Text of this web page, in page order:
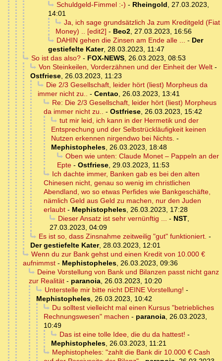
Schuldgeld-Fimmel :-) - Rheingold, 27.03.2023,
14:01
Ja, ich sage grundsätzlich Ja zum Kreditgeld (Fiat
Money) .. [edit2] - Beo2, 27.03.2023, 16:56
DAHIN gehen die Zinsen am Ende alle ... - Der
gestiefelte Kater, 28.03.2023, 11:47
So ist das also?- FOX-NEWS, 26.03.2023, 08:53
Von Steinkeilen, Vorderzähnen und der Einheit der Welt-
Ostfriese, 26.03.2023, 11:23
Die 2/3 Gesellschaft, leider hört (liest) Morpheus da
immer nicht zu.. - Centao, 26.03.2023, 13:41
Re: Die 2/3 Gesellschaft, leider hört (liest) Morpheus
da immer nicht zu.. - Ostfriese, 26.03.2023, 15:42
tut mir leid, ich kann in der Hermetik und der
Entsprechung und der Selbstrückläufigkeit keinen
Nutzen erkennen nirgendwo bei Nichts. -
Mephistopheles, 26.03.2023, 18:48
Oben wie unten: Claude Monet – Pappeln an der
Epte - Ostfriese, 29.03.2023, 11:53
Ich dachte immer, Banken gab es bei den alten
Chinesen nicht, genau so wenig im christlichen
Abendland, wo so etwas Perfides wie Bankgeschäfte,
nämlich Geld aus Geld zu machen, nur den Juden
erlaubt - Mephistopheles, 26.03.2023, 17:28
Dieser Ansatz ist sehr vernünftig ... - NST,
27.03.2023, 04:09
Es ist so, dass Zinsnahme zeitweilig "gut" funktioniert. -
Der gestiefelte Kater, 28.03.2023, 12:01
Wenn du zur Bank gehst und einen Kredit von 10.000 €
aufnimmst - Mephistopheles, 26.03.2023, 09:36
Deine Vorstellung von Bank und Bilanzen passt nicht ganz
zur Realität - paranoia, 26.03.2023, 10:20
Unterstelle mir bitte nicht DEINE Vorstellung! -
Mephistopheles, 26.03.2023, 10:42
Du solltest vielleicht mal einen Kursus "betriebliches
Rechnungswesen" machen - paranoia, 26.03.2023,
10:49
Das ist eine tolle Idee, die du da hattest! -
Mephistopheles, 26.03.2023, 11:21
Mephistopheles: "zahlt die Bank dir 10.000 € Cash